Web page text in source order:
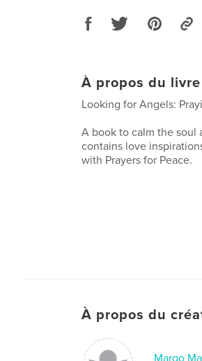
À propos du livre
Looking for Angels:
A book to calm the soul
contains love
with Prayers for Peace.
À propos du
Margo